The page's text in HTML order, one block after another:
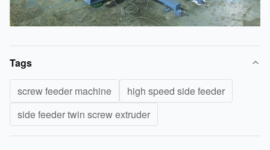
Tags
screw feeder machine
high speed side feeder
side feeder twin screw extruder